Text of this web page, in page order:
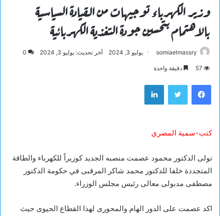
وزير الكهرباء توجيهات من القيادة السياسية
بالاهتمام بتحسين جودة التغذية الكهربائية
somiaelmassry يوليو 3, 2024 آخر تحديث: يوليو 3, 2024 0
57 دقيقة واحدة
فيسبوك تويتر لينكدإن
كتب-سمية المصري
تولى الدكتور محمود عصمت منصبه الجديد كوزيراً للكهرباء والطاقة
المتجددة خلفا للدكتور محمد شاكر المرقبى في حكومة الدكتور
مصطفى مدبولى معالى رئيس مجلس الوزراء.
اكد عصمت على الدور الهام والمحورى لهذا القطاع الحيوى حيث